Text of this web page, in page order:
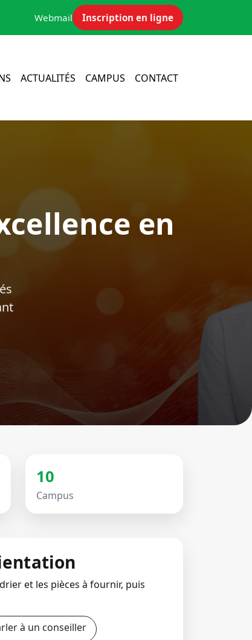
Webmail Inscription en ligne
ACTUALITÉS CAMPUS CONTACT
en
10
Campus
et les pièces à fournir, puis
à un conseiller